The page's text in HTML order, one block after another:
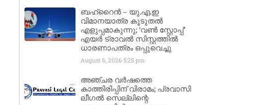
ബഹ്‌റൈൻ – യു.എ.ഇ
വിമാനയാത്ര കൂടുതൽ
എളുപ്പമാകുന്നു; ‘വൺ സ്റ്റോപ്പ്’
എയർ ട്രാവൽ സിസ്റ്റത്തിൽ
ധാരണാപത്രം ഒപ്പുവെച്ചു
August 6, 2026 5:25 pm
അഞ്ചര വർഷത്തെ
കാത്തിരിപ്പിന് വിരാമം; പ്രവാസി
ലീഗൽ സെല്ലിന്റെ